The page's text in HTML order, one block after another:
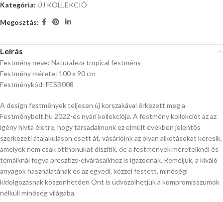
Kategória: ÚJ KOLLEKCIÓ
Megosztás:
Leírás
Festmény neve: Naturaleza tropical festmény
Festmény mérete: 100 x 90 cm
Festménykód: FESB008
A design festmények teljesen új korszakával érkezett meg a
Festménybolt.hu 2022-es nyári kollekciója. A festmény kollekciót az az
igény hívta életre, hogy társadalmunk ez elmúlt években jelentős
szerkezeti átalakuláson esett át, vásárlóink az olyan alkotásokat keresik,
amelyek nem csak otthonukat díszítik, de a festmények méreteiknél és
témáiknál fogva presztízs-elvárásaikhoz is igazodnak. Reméljük, a kiváló
anyagok használatának és az egyedi, kézzel festett, minőségi
kidolgozásnak köszönhetően Önt is üdvözölhetjük a kompromisszumok
nélküli minőség világába.